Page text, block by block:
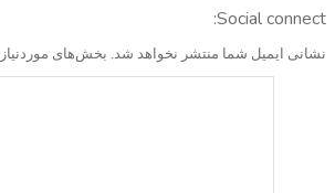
Social connect:
نشانی ایمیل شما منتشر نخواهد شد. بخش‌های